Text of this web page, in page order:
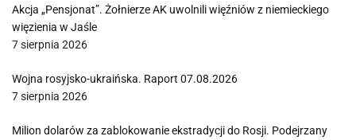
Akcja „Pensjonat”. Żołnierze AK uwolnili więźniów z niemieckiego
więzienia w Jaśle
7 sierpnia 2026
Wojna rosyjsko-ukraińska. Raport 07.08.2026
7 sierpnia 2026
Milion dolarów za zablokowanie ekstradycji do Rosji. Podejrzany